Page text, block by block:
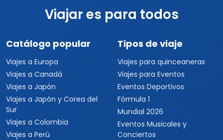
Viajar es para todos
Catálogo popular
Viajes a Europa
Viajes a Canadá
Viajes a Japón
Viajes a Japón y Corea del
Sur
Viajes a Colombia
Viajes a Perú
Tipos de viaje
Viajes para quinceaneras
Viajes para Eventos
Eventos Deportivos
Fórmula 1
Mundial 2026
Eventos Musicales y
Conciertos